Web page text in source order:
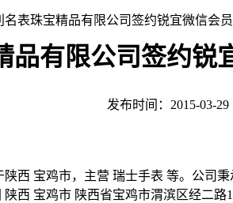
名表珠宝精品有限公司签约锐宜微信会
品有限公司签约锐
发布时间：2015-03-
西 宝鸡市，主营 瑞士手表 等。公司
西 宝鸡市 陕西省宝鸡市渭滨区经二